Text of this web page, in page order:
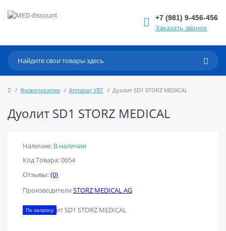
+7 (981) 9-456-456
Заказать звонок
Физиотерапия Аппарат УВТ Дуолит SD1 STORZ MEDICAL
Дуолит SD1 STORZ MEDICAL
Наличие: В наличии
Код Товара: 0654
Отзывы:(0)
Производители STORZ MEDICAL AG
По запросу